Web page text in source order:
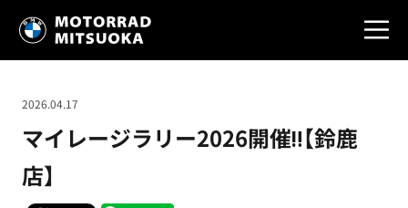
マイレージラリー2026開催‼️【鈴鹿
店】
2026.04.17